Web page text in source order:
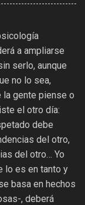
a ampliarse
serlo, aunque
no lo sea,
la gente piense o
el otro día:
debe
del otro,
del otro… Yo
lo es en tanto y
basa en hechos
, deberá